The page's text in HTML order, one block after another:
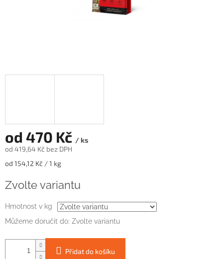
od 470 Kč / ks
od 419,64 Kč bez DPH
Měrná
od 154,12 Kč / 1 kg
Zvolte variantu
Hmotnost v kg
Můžeme doručit do: Zvolte variantu
Přidat do košíku